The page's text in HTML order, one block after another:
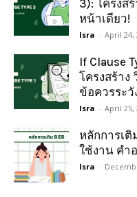
3): โครงส
หน้าเดียว!
Isra - April 24,
If Clause
โครงสร้าง
ข้อควรระ
Isra - April 25,
หลักการเ
ใช้งาน คำ
Isra -